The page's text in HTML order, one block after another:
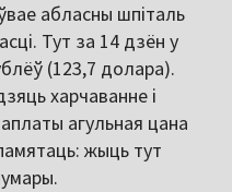
абласны шпіталь
Тут за 14 дзён у
(123,7 долара).
харчаванне і
агульная цана
жыць тут